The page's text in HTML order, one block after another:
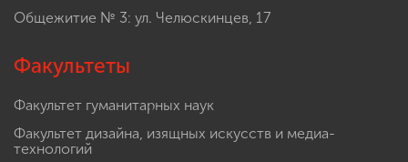
Общежитие № 3: ул. Челюскинцев, 17
Факультеты
Факультет гуманитарных наук
Факультет дизайна, изящных искусств и медиа-
технологий